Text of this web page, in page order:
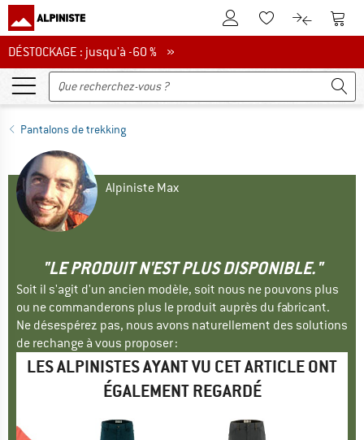
Vers le compte client
Vers la liste
Vers le
DÉSTOCKAGE : jusqu'à -60 %
DÉSTOCKAGE : jusqu'à -60 % »
Pantalons de trekking
Alpiniste Max
"LE PRODUIT N'EST PLUS DISPONIBLE."
Soit il s'agit d'un ancien modèle, soit nous ne pouvons plus
ou ne commanderons plus le produit auprès du fabricant.
Ne désespérez pas, nous avons naturellement des solutions
de rechange à vous proposer :
LES ALPINISTES AYANT VU CET ARTICLE ONT
ÉGALEMENT REGARDÉ